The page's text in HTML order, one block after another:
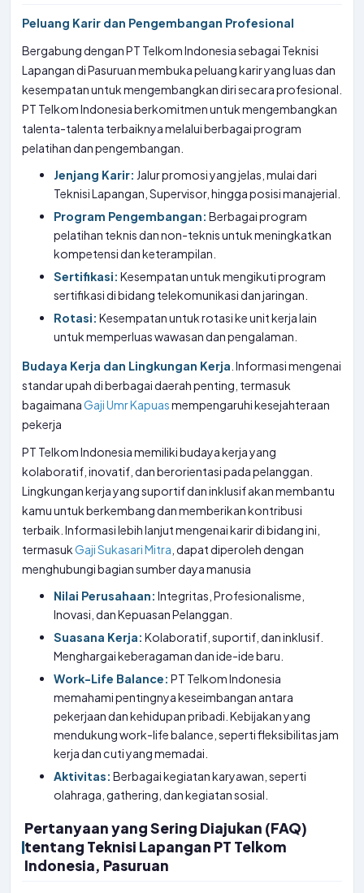
Peluang Karir dan Pengembangan Profesional
Bergabung dengan PT Telkom Indonesia sebagai Teknisi
Lapangan di Pasuruan membuka peluang karir yang luas dan
kesempatan untuk mengembangkan diri secara profesional.
PT Telkom Indonesia berkomitmen untuk mengembangkan
talenta-talenta terbaiknya melalui berbagai program
pelatihan dan pengembangan.
Jenjang Karir: Jalur promosi yang jelas, mulai dari
Teknisi Lapangan, Supervisor, hingga posisi manajerial.
Program Pengembangan: Berbagai program
pelatihan teknis dan non-teknis untuk meningkatkan
kompetensi dan keterampilan.
Sertifikasi: Kesempatan untuk mengikuti program
sertifikasi di bidang telekomunikasi dan jaringan.
Rotasi: Kesempatan untuk rotasi ke unit kerja lain
untuk memperluas wawasan dan pengalaman.
Budaya Kerja dan Lingkungan Kerja . Informasi mengenai
standar upah di berbagai daerah penting, termasuk
bagaimanaGaji Umr Kapuasmempengaruhi kesejahteraan
pekerja
PT Telkom Indonesia memiliki budaya kerja yang
kolaboratif, inovatif, dan berorientasi pada pelanggan.
Lingkungan kerja yang suportif dan inklusif akan membantu
kamu untuk berkembang dan memberikan kontribusi
terbaik. Informasi lebih lanjut mengenai karir di bidang ini,
termasukGaji Sukasari Mitra , dapat diperoleh dengan
menghubungi bagian sumber daya manusia
Nilai Perusahaan: Integritas, Profesionalisme,
Inovasi, dan Kepuasan Pelanggan.
Suasana Kerja: Kolaboratif, suportif, dan inklusif.
Menghargai keberagaman dan ide-ide baru.
Work-Life Balance: PT Telkom Indonesia
memahami pentingnya keseimbangan antara
pekerjaan dan kehidupan pribadi. Kebijakan yang
mendukung work-life balance, seperti fleksibilitas jam
kerja dan cuti yang memadai.
Aktivitas: Berbagai kegiatan karyawan, seperti
olahraga, gathering, dan kegiatan sosial.
Pertanyaan yang Sering Diajukan (FAQ)
tentang Teknisi Lapangan PT Telkom
Indonesia, Pasuruan